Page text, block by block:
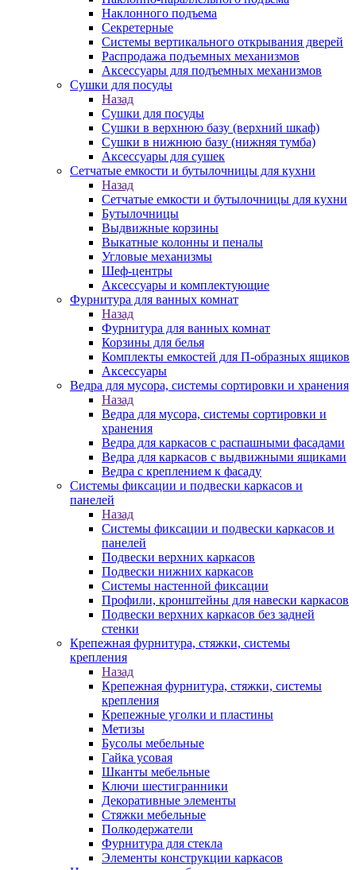
Наклонного подъема
Секретерные
Системы вертикального открывания дверей
Распродажа подъемных механизмов
Аксессуары для подъемных механизмов
Сушки для посуды
Назад
Сушки для посуды
Сушки в верхнюю базу (верхний шкаф)
Сушки в нижнюю базу (нижняя тумба)
Аксессуары для сушек
Сетчатые емкости и бутылочницы для кухни
Назад
Сетчатые емкости и бутылочницы для кухни
Бутылочницы
Выдвижные корзины
Выкатные колонны и пеналы
Угловые механизмы
Шеф-центры
Аксессуары и комплектующие
Фурнитура для ванных комнат
Назад
Фурнитура для ванных комнат
Корзины для белья
Комплекты емкостей для П-образных ящиков
Аксессуары
Ведра для мусора, системы сортировки и хранения
Назад
Ведра для мусора, системы сортировки и
хранения
Ведра для каркасов с распашными фасадами
Ведра для каркасов с выдвижными ящиками
Ведра с креплением к фасаду
Системы фиксации и подвески каркасов и
панелей
Назад
Системы фиксации и подвески каркасов и
панелей
Подвески верхних каркасов
Подвески нижних каркасов
Системы настенной фиксации
Профили, кронштейны для навески каркасов
Подвески верхних каркасов без задней
стенки
Крепежная фурнитура, стяжки, системы
крепления
Назад
Крепежная фурнитура, стяжки, системы
крепления
Крепежные уголки и пластины
Метизы
Бусолы мебельные
Гайка усовая
Шканты мебельные
Ключи шестигранники
Декоративные элементы
Стяжки мебельные
Полкодержатели
Фурнитура для стекла
Элементы конструкции каркасов